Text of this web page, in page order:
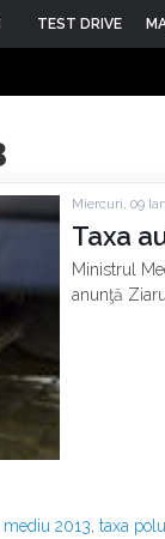
TEST DRIVE
Miercuri, 09
Taxa
Ministrul
anunţă
2013, taxa